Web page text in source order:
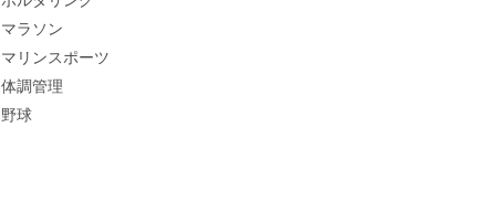
マラソン
マリンスポーツ
体調管理
野球